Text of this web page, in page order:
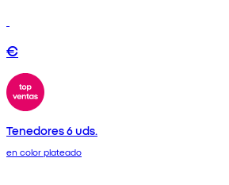
€
Tenedores 6 uds.
en color plateado